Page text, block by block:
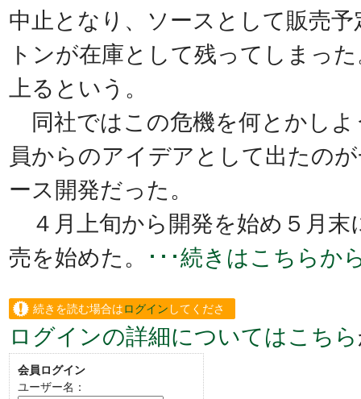
中止となり、ソースとして販売
トンが在庫として残ってしまっ
上るという。
同社ではこの危機を何とかしよ
員からのアイデアとして出たの
ース開発だった。
４月上旬から開発を始め５月末
売を始めた。
･･･続きはこちらか
続きを読む場合はログイン してくださ
い。
ログインの詳細についてはこちら
会員ログイン
ユーザー名：